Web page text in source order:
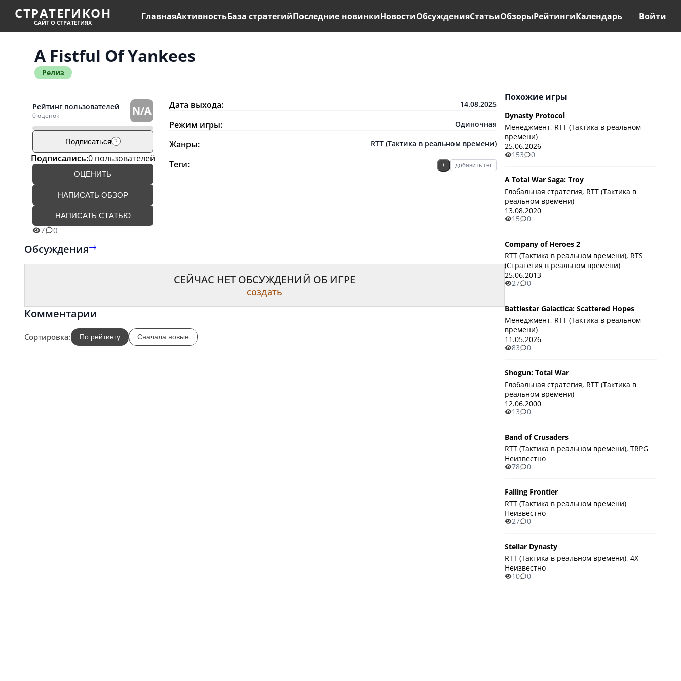
СТРАТЕГИКОН
САЙТ О СТРАТЕГИЯХ
ГлавнаяАктивностьБаза стратегийПоследние новинкиНовостиОбсужденияСтатьиОбзорыРейтингиКалендарь Войти
A Fistful Of Yankees
Релиз
Рейтинг пользователей
0 оценок N/A
Подписаться ?
Подписались:0 пользователей
ОЦЕНИТЬ
НАПИСАТЬ ОБЗОР
НАПИСАТЬ СТАТЬЮ
7 0
Дата выхода: 14.08.2025
Режим игры: Одиночная
Жанры: RTT (Тактика в реальном времени)
Теги: + добавить тег
Обсуждения
СЕЙЧАС НЕТ ОБСУЖДЕНИЙ ОБ ИГРЕ
создать
Комментарии
Сортировка: По рейтингу Сначала новые
Похожие игры
Dynasty Protocol
Менеджмент, RTT (Тактика в реальном
времени)
25.06.2026
153
0
A Total War Saga: Troy
Глобальная стратегия, RTT (Тактика в
реальном времени)
13.08.2020
15
0
Company of Heroes 2
RTT (Тактика в реальном времени), RTS
(Стратегия в реальном времени)
25.06.2013
27
0
Battlestar Galactica: Scattered Hopes
Менеджмент, RTT (Тактика в реальном
времени)
11.05.2026
83
0
Shogun: Total War
Глобальная стратегия, RTT (Тактика в
реальном времени)
12.06.2000
13
0
Band of Crusaders
RTT (Тактика в реальном времени), TRPG
Неизвестно
78
0
Falling Frontier
RTT (Тактика в реальном времени)
Неизвестно
27
0
Stellar Dynasty
RTT (Тактика в реальном времени), 4X
Неизвестно
10
0